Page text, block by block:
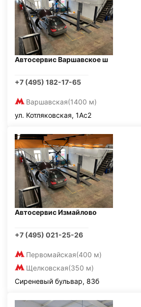
Автосервис Варшавское ш
+7 (495) 182-17-65
Варшавская(1400 м)
ул. Котляковская, 1Ас2
Автосервис Измайлово
+7 (495) 021-25-26
Первомайская(400 м)
Щелковская(350 м)
Сиреневый бульвар, 83б